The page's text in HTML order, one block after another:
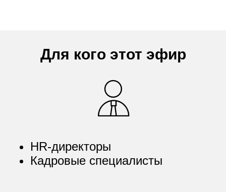
Для кого этот эфир
HR-директоры
Кадровые специалисты